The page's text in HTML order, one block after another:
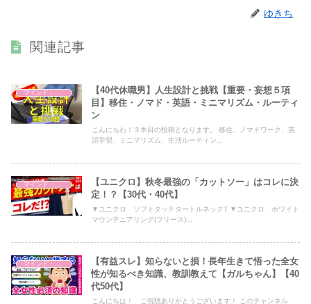
ゆきち
関連記事
マインド・哲学
【40代休職男】人生設計と挑戦【重要・妄想５項
目】移住・ノマド・英語・ミニマリズム・ルーティ
ン
こんにちわ！３本目の投稿となります。 移住、ノマドワーク、英
語学習、ミニマリズム、生活ルーティン...
マインド・哲学
【ユニクロ】秋冬最強の「カットソー」はコレに決
定！？【30代・40代】
▼ユニクロ ソフトタッチタートルネックT ▼ユニクロ ホワイト
マウンテニアリング(フリース)...
マインド・哲学
【有益スレ】知らないと損！長年生きて悟った全女
性が知るべき知識、教訓教えて【ガルちゃん】【40
代50代】
こんにちは！ ご視聴ありがとうございます！ このチャンネル